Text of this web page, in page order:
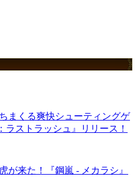
まくる爽快シューティングゲ
ラストラッシュ』リリース！
が来た！『鋼嵐 - メカラシ』